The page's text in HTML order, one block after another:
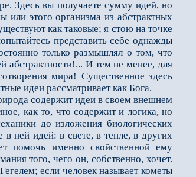
Здесь вы получаете сумму идей, но
или этого организма из абстрактных
как таковые; я стою на точке
представить себе однажды
только размышлял о том, что
абстрактности!... И тем не менее, для
мира! Существенное здесь
идеи рассматривает как Бога.
содержит идеи в своем внешнем
как то, что содержит и логика, но
до изложения биологических
ней идей: в свете, в тепле, в других
помочь именно свойственной ему
того, чего он, собственно, хочет.
если человек называет кометы